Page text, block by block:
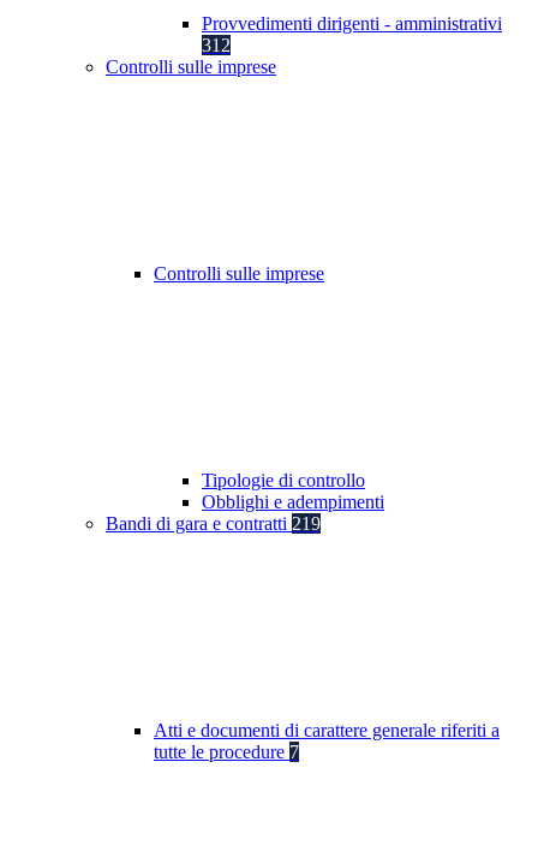
Provvedimenti dirigenti - amministrativi
312
Controlli sulle imprese
Controlli sulle imprese
Tipologie di controllo
Obblighi e adempimenti
Bandi di gara e contratti 219
Atti e documenti di carattere generale riferiti a
tutte le procedure 7